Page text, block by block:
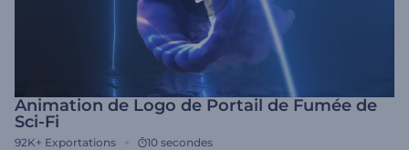
Animation de Logo de Portail de Fumée de
Sci-Fi
92K+ Exportations 10 secondes